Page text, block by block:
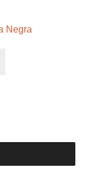
Negra